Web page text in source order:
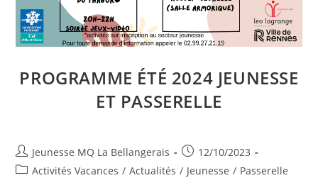
PROGRAMME ÉTÉ 2024 JEUNESSE
ET PASSERELLE
Auteur/autrice
de
Jeunesse MQ La Bellangerais
Publication
publiée :
12/10/2023
PostActivités Vacances / Actualités / Jeunesse / Passerelle